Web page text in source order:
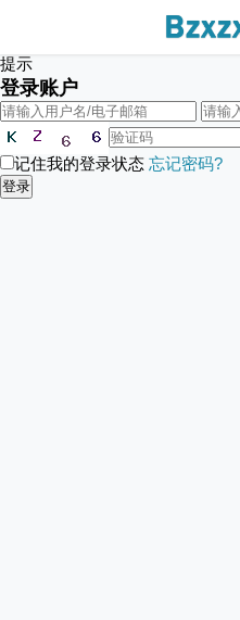
提示
登录账户
记住我的登录状态 忘记密码?
登录